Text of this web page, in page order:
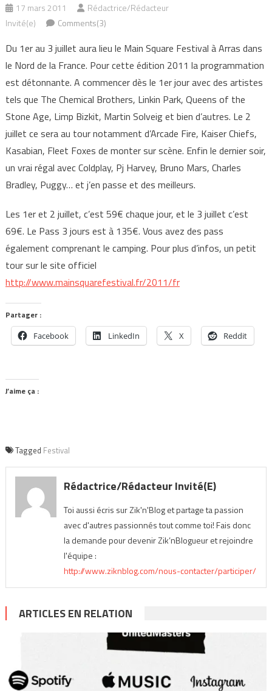
17 mars 2011
Rédactrice/Rédacteur
Invité(e)
Comments(3)
Du 1er au 3 juillet aura lieu le Main Square Festival à Arras dans
le Nord de la France. Pour cette édition 2011 la programmation
est détonnante. A commencer dès le 1er jour avec des artistes
tels que The Chemical Brothers, Linkin Park, Queens of the
Stone Age, Limp Bizkit, Martin Solveig et bien d’autres. Le 2
juillet ce sera au tour notamment d’Arcade Fire, Kaiser Chiefs,
Kasabian, Fleet Foxes de monter sur scène. Enfin le dernier soir,
un vrai régal avec Coldplay, Pj Harvey, Bruno Mars, Charles
Bradley, Puggy… et j’en passe et des meilleurs.
Les 1er et 2 juillet, c’est 59€ chaque jour, et le 3 juillet c’est
69€. Le Pass 3 jours est à 135€. Vous avez des pass
également comprenant le camping. Pour plus d’infos, un petit
tour sur le site officiel
http://www.mainsquarefestival.fr/2011/fr
Partager :
Facebook LinkedIn X Reddit
J’aime ça :
Tagged Festival
Rédactrice/Rédacteur Invité(e)
Toi aussi écris sur Zik'n'Blog et partage ta passion
avec d'autres passionnés tout comme toi! Fais donc
la demande pour devenir Zik’nBlogueur et rejoindre
l'équipe :
http://www.ziknblog.com/nous-contacter/participer/
ARTICLES EN RELATION